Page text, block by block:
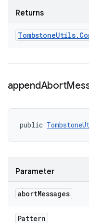
Returns
TombstoneUtils.
appendAbort
public
Parameter
abortMessages
Pattern